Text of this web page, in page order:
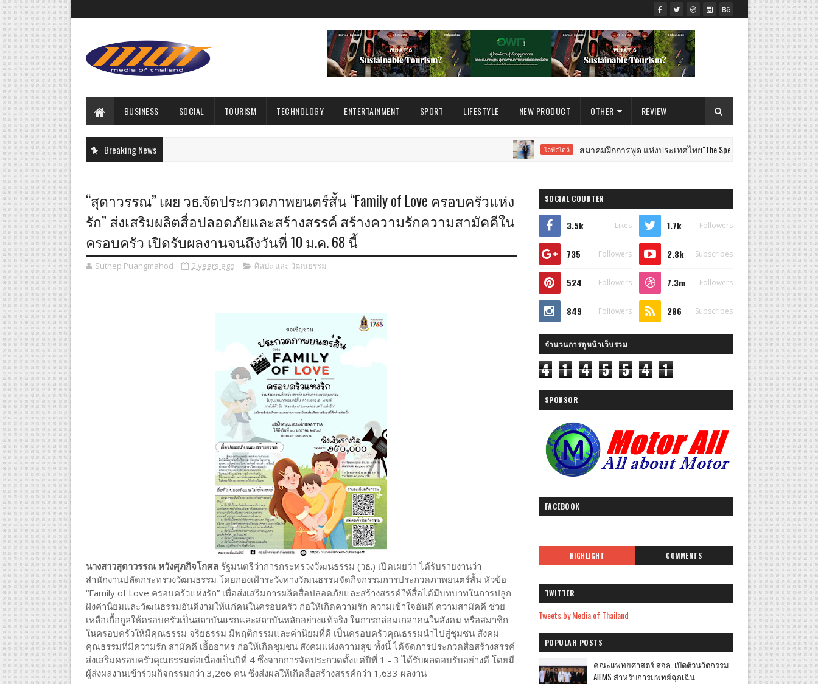
BUSINESS SOCIAL TOURISM TECHNOLOGY ENTERTAINMENT SPORT LIFESTYLE NEW PRODUCT OTHER REVIEW
Breaking News ไลฟ์สไตล์ สมาคมฝึกการพูด แห่งประเทศไทย"The Speech Training Association of Thailand"
“สุดาวรรณ” เผย วธ.จัดประกวดภาพยนตร์สั้น “Family of Love ครอบครัวแห่ง
รัก” ส่งเสริมผลิตสื่อปลอดภัยและสร้างสรรค์ สร้างความรักความสามัคคีใน
ครอบครัว เปิดรับผลงานจนถึงวันที่ 10 ม.ค. 68 นี้
Suthep Puangmahod 2 years ago ศิลปะ และ วัฒนธรรม
นางสาวสุดาวรรณ หวังศุภกิจโกศลรัฐมนตรีว่าการกระทรวงวัฒนธรรม (วธ.) เปิดเผยว่า ได้รับรายงานว่า
สำนักงานปลัดกระทรวงวัฒนธรรม โดยกองเฝ้าระวังทางวัฒนธรรมจัดกิจกรรมการประกวดภาพยนตร์สั้น หัวข้อ
“Family of Love ครอบครัวแห่งรัก” เพื่อส่งเสริมการผลิตสื่อปลอดภัยและสร้างสรรค์ให้สื่อได้มีบทบาทในการปลูก
ฝังค่านิยมและวัฒนธรรมอันดีงามให้แก่คนในครอบครัว ก่อให้เกิดความรัก ความเข้าใจอันดี ความสามัคคี ช่วย
เหลือเกื้อกูลให้ครอบครัวเป็นสถาบันแรกและสถาบันหลักอย่างแท้จริง ในการกล่อมเกลาคนในสังคม หรือสมาชิก
ในครอบครัวให้มีคุณธรรม จริยธรรม มีพฤติกรรมและค่านิยมที่ดี เป็นครอบครัวคุณธรรมนำไปสู่ชุมชน สังคม
คุณธรรมที่มีความรัก สามัคคี เอื้ออาทร ก่อให้เกิดชุมชน สังคมแห่งความสุข ทั้งนี้ ได้จัดการประกวดสื่อสร้างสรรค์
ส่งเสริมครอบครัวคุณธรรมต่อเนื่องเป็นปีที่ 4 ซึ่งจากการจัดประกวดตั้งแต่ปีที่ 1 - 3 ได้รับผลตอบรับอย่างดี โดยมี
ผู้ส่งผลงานเข้าร่วมกิจกรรมกว่า 3,266 คน ซึ่งส่งผลให้เกิดสื่อสร้างสรรค์กว่า 1,633 ผลงาน
SOCIAL COUNTER
3.5k Likes 1.7k Followers
735 Followers 2.8k Subscribes
524 Followers 7.3m Followers
849 Followers 286 Subscribes
จำนวนการดูหน้าเว็บรวม
4 1 4 5 5 4 1
SPONSOR
FACEBOOK
HIGHLIGHT COMMENTS
TWITTER
Tweets by Media of Thailand
POPULAR POSTS
คณะแพทยศาสตร์ สจล. เปิดตัวนวัตกรรม
AIEMS สำหรับการแพทย์ฉุกเฉิน